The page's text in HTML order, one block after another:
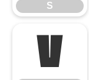
S
V